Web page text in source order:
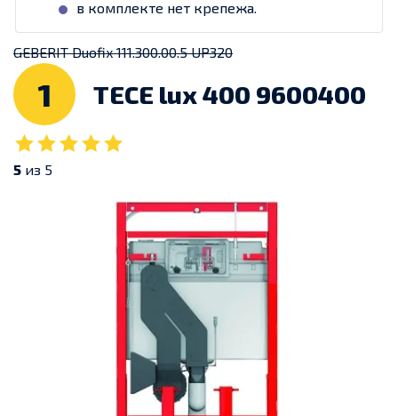
в комплекте нет крепежа.
GEBERIT Duofix 111.300.00.5 UP320
1 TECE lux 400 9600400
5 из 5